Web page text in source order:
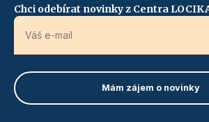
Chci odebírat novinky z Centra